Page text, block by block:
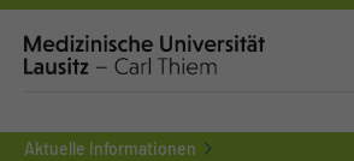
Aktuelle Informationen